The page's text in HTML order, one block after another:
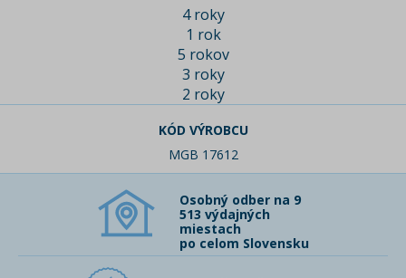
4 roky
1 rok
5 rokov
3 roky
2 roky
KÓD VÝROBCU
MGB 17612
Osobný odber na 9
513 výdajných
miestach
po celom Slovensku